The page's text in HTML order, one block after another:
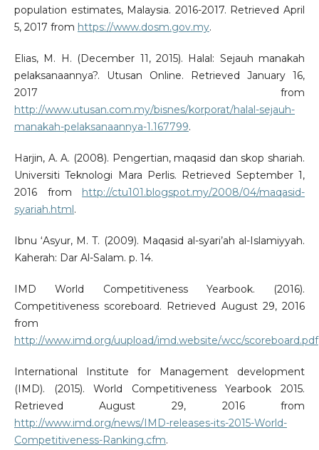
population estimates, Malaysia. 2016-2017. Retrieved April
5, 2017 from https://www.dosm.gov.my.
Elias, M. H. (December 11, 2015). Halal: Sejauh manakah
pelaksanaannya?. Utusan Online. Retrieved January 16,
2017 from
http://www.utusan.com.my/bisnes/korporat/halal-sejauh-
manakah-pelaksanaannya-1.167799.
Harjin, A. A. (2008). Pengertian, maqasid dan skop shariah.
Universiti Teknologi Mara Perlis. Retrieved September 1,
2016 from http://ctu101.blogspot.my/2008/04/maqasid-
syariah.html.
Ibnu ‘Asyur, M. T. (2009). Maqasid al-syari’ah al-Islamiyyah.
Kaherah: Dar Al-Salam. p. 14.
IMD World Competitiveness Yearbook. (2016).
Competitiveness scoreboard. Retrieved August 29, 2016
from
http://www.imd.org/uupload/imd.website/wcc/scoreboard.pdf
International Institute for Management development
(IMD). (2015). World Competitiveness Yearbook 2015.
Retrieved August 29, 2016 from
http://www.imd.org/news/IMD-releases-its-2015-World-
Competitiveness-Ranking.cfm.